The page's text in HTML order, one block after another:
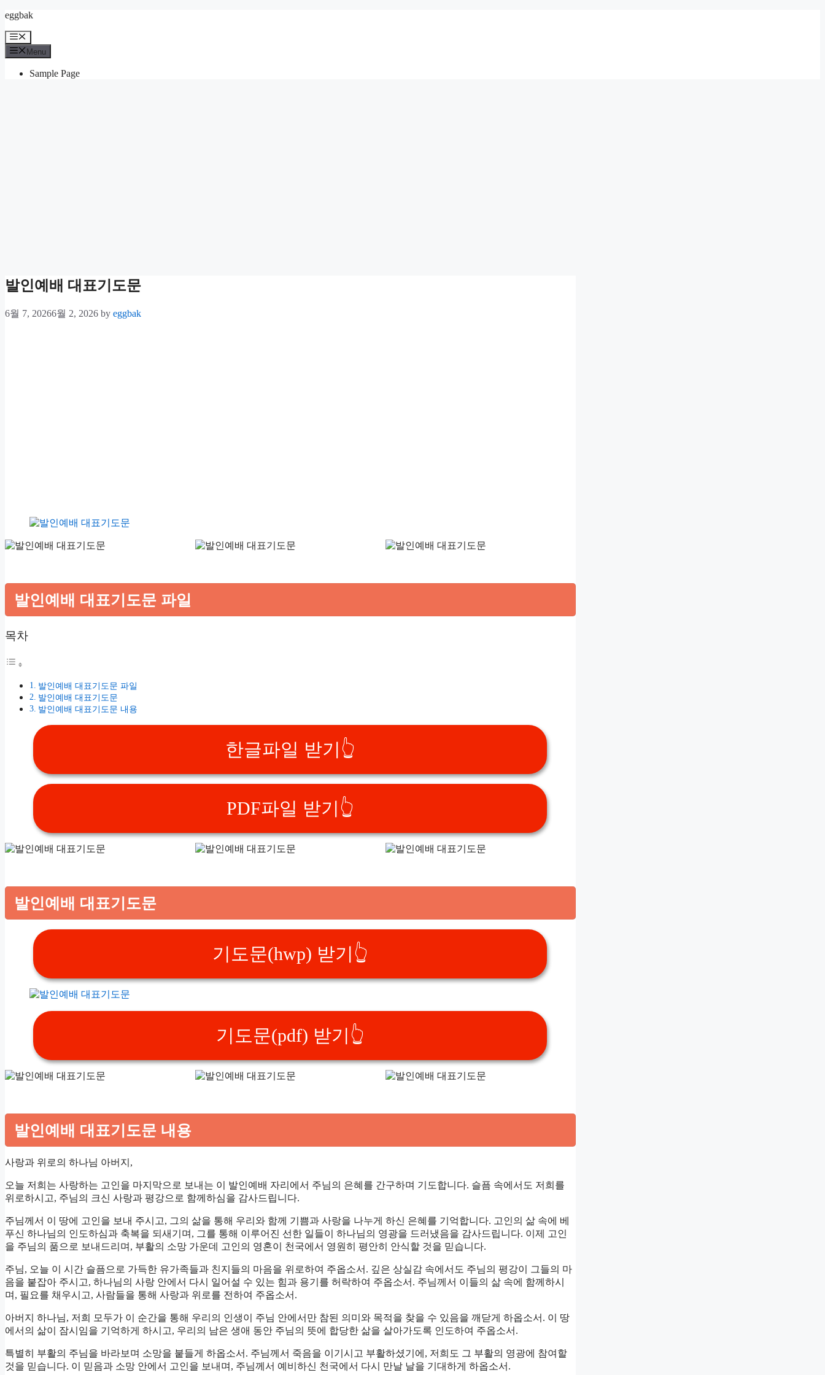
Skip
content
eggbak
Menu
Menu
Sample Page
발인예배 대표기도문
6월 7, 20266월 2, 2026 by eggbak
발인예배 대표기도문 파일
목차
발인예배 대표기도문 파일
발인예배 대표기도문
발인예배 대표기도문 내용
한글파일 받기👆️
PDF파일 받기👆️
발인예배 대표기도문
기도문(hwp) 받기👆️
기도문(pdf) 받기👆️
발인예배 대표기도문 내용
사랑과 위로의 하나님 아버지,
오늘 저희는 사랑하는 고인을 마지막으로 보내는 이 발인예배 자리에서 주님의 은혜를 간구하며 기도합니다. 슬픔 속에서도 저희를
위로하시고, 주님의 크신 사랑과 평강으로 함께하심을 감사드립니다.
주님께서 이 땅에 고인을 보내 주시고, 그의 삶을 통해 우리와 함께 기쁨과 사랑을 나누게 하신 은혜를 기억합니다. 고인의 삶 속에 베
푸신 하나님의 인도하심과 축복을 되새기며, 그를 통해 이루어진 선한 일들이 하나님의 영광을 드러냈음을 감사드립니다. 이제 고인
을 주님의 품으로 보내드리며, 부활의 소망 가운데 고인의 영혼이 천국에서 영원히 평안히 안식할 것을 믿습니다.
주님, 오늘 이 시간 슬픔으로 가득한 유가족들과 친지들의 마음을 위로하여 주옵소서. 깊은 상실감 속에서도 주님의 평강이 그들의 마
음을 붙잡아 주시고, 하나님의 사랑 안에서 다시 일어설 수 있는 힘과 용기를 허락하여 주옵소서. 주님께서 이들의 삶 속에 함께하시
며, 필요를 채우시고, 사람들을 통해 사랑과 위로를 전하여 주옵소서.
아버지 하나님, 저희 모두가 이 순간을 통해 우리의 인생이 주님 안에서만 참된 의미와 목적을 찾을 수 있음을 깨닫게 하옵소서. 이 땅
에서의 삶이 잠시임을 기억하게 하시고, 우리의 남은 생애 동안 주님의 뜻에 합당한 삶을 살아가도록 인도하여 주옵소서.
특별히 부활의 주님을 바라보며 소망을 붙들게 하옵소서. 주님께서 죽음을 이기시고 부활하셨기에, 저희도 그 부활의 영광에 참여할
것을 믿습니다. 이 믿음과 소망 안에서 고인을 보내며, 주님께서 예비하신 천국에서 다시 만날 날을 기대하게 하옵소서.